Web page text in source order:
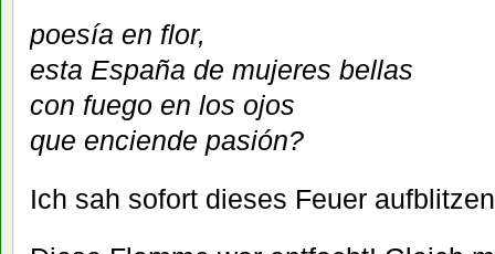
poesía en flor,
esta España de mujeres bellas
con fuego en los ojos
que enciende pasión?
Ich sah sofort dieses Feuer